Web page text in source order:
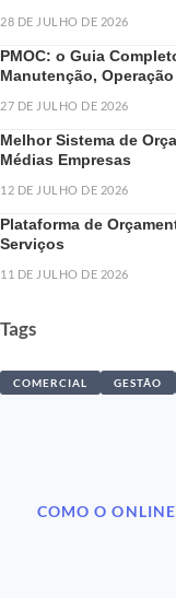
28 DE JULHO DE 2026
PMOC: o Guia
Manutenção,
27 DE JULHO DE 2026
Melhor Sistema de
Médias Empresas
12 DE JULHO DE 2026
Plataforma de
Serviços
11 DE JULHO DE 2026
Tags
COMERCIAL GESTÃO
COMO O